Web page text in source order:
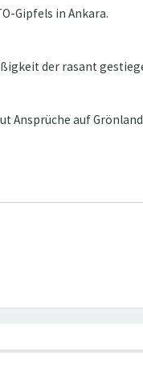
Gipfels in Ankara.
der rasant
Ansprüche auf